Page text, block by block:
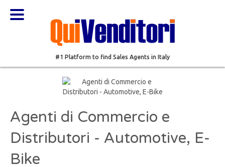
#1 Platform to find Sales Agents in Italy
Agenti di Commercio e
Distributori - Automotive, E-
Bike